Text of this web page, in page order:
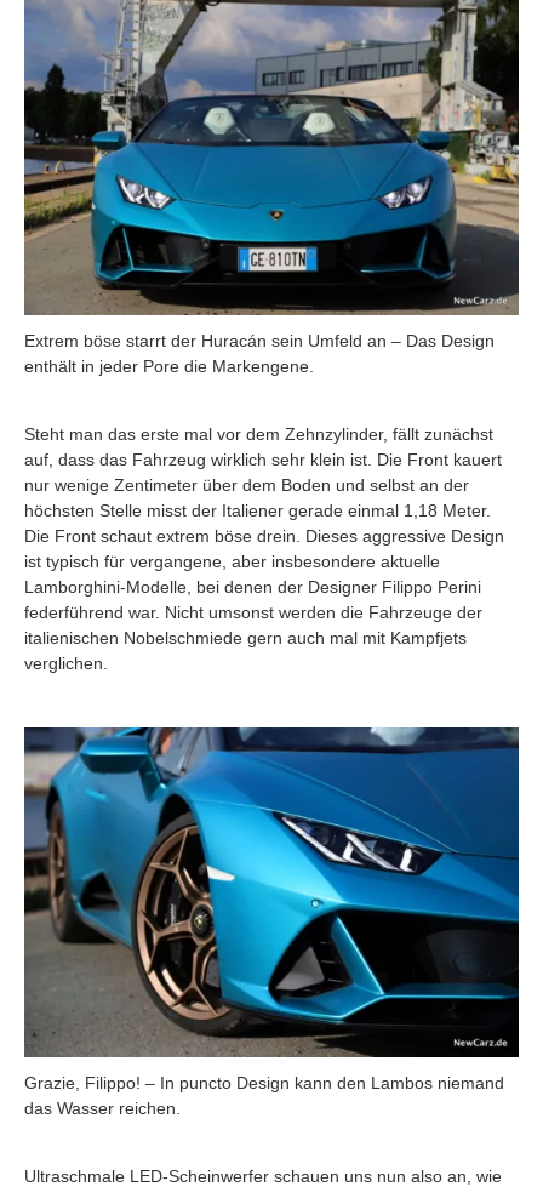
Extrem böse starrt der Huracán sein Umfeld an – Das Design
enthält in jeder Pore die Markengene.
Steht man das erste mal vor dem Zehnzylinder, fällt zunächst
auf, dass das Fahrzeug wirklich sehr klein ist. Die Front kauert
nur wenige Zentimeter über dem Boden und selbst an der
höchsten Stelle misst der Italiener gerade einmal 1,18 Meter.
Die Front schaut extrem böse drein. Dieses aggressive Design
ist typisch für vergangene, aber insbesondere aktuelle
Lamborghini-Modelle, bei denen der Designer Filippo Perini
federführend war. Nicht umsonst werden die Fahrzeuge der
italienischen Nobelschmiede gern auch mal mit Kampfjets
verglichen.
Grazie, Filippo! – In puncto Design kann den Lambos niemand
das Wasser reichen.
Ultraschmale LED-Scheinwerfer schauen uns nun also an, wie